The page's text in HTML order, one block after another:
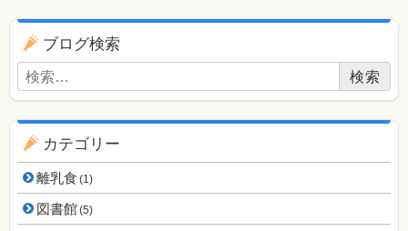
ブログ用ナビゲーション
ブログ検索
検索:
カテゴリー
離乳食 (1)
図書館(5)